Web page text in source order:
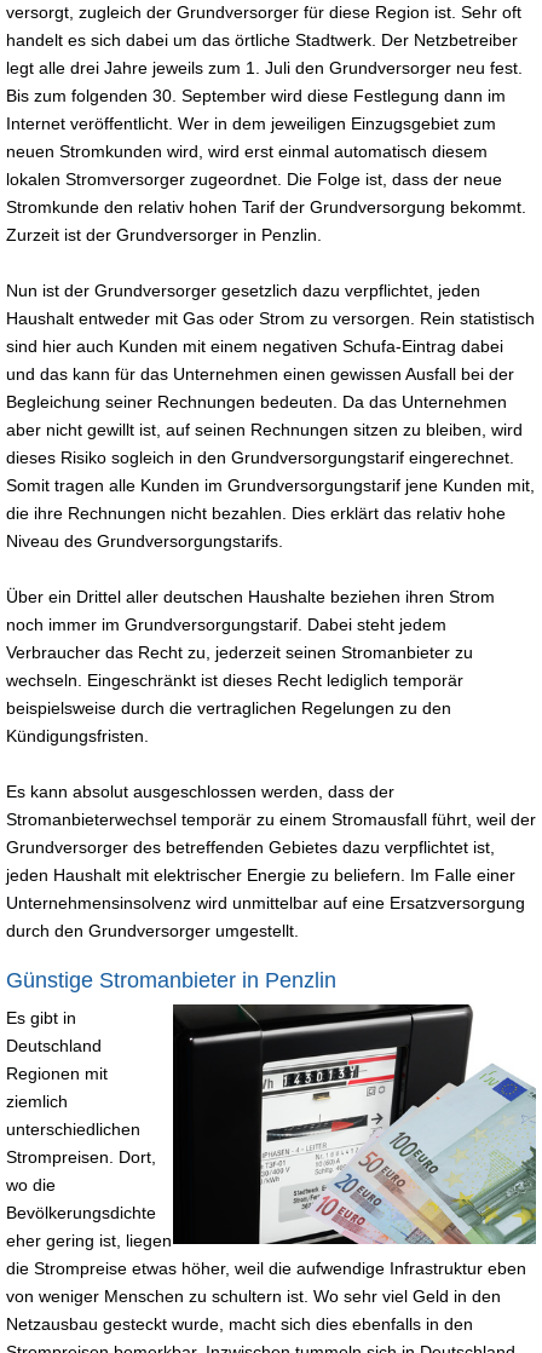
versorgt, zugleich der Grundversorger für diese Region ist. Sehr oft
handelt es sich dabei um das örtliche Stadtwerk. Der Netzbetreiber
legt alle drei Jahre jeweils zum 1. Juli den Grundversorger neu fest.
Bis zum folgenden 30. September wird diese Festlegung dann im
Internet veröffentlicht. Wer in dem jeweiligen Einzugsgebiet zum
neuen Stromkunden wird, wird erst einmal automatisch diesem
lokalen Stromversorger zugeordnet. Die Folge ist, dass der neue
Stromkunde den relativ hohen Tarif der Grundversorgung bekommt.
Zurzeit ist der Grundversorger in Penzlin.
Nun ist der Grundversorger gesetzlich dazu verpflichtet, jeden
Haushalt entweder mit Gas oder Strom zu versorgen. Rein statistisch
sind hier auch Kunden mit einem negativen Schufa-Eintrag dabei
und das kann für das Unternehmen einen gewissen Ausfall bei der
Begleichung seiner Rechnungen bedeuten. Da das Unternehmen
aber nicht gewillt ist, auf seinen Rechnungen sitzen zu bleiben, wird
dieses Risiko sogleich in den Grundversorgungstarif eingerechnet.
Somit tragen alle Kunden im Grundversorgungstarif jene Kunden mit,
die ihre Rechnungen nicht bezahlen. Dies erklärt das relativ hohe
Niveau des Grundversorgungstarifs.
Über ein Drittel aller deutschen Haushalte beziehen ihren Strom
noch immer im Grundversorgungstarif. Dabei steht jedem
Verbraucher das Recht zu, jederzeit seinen Stromanbieter zu
wechseln. Eingeschränkt ist dieses Recht lediglich temporär
beispielsweise durch die vertraglichen Regelungen zu den
Kündigungsfristen.
Es kann absolut ausgeschlossen werden, dass der
Stromanbieterwechsel temporär zu einem Stromausfall führt, weil der
Grundversorger des betreffenden Gebietes dazu verpflichtet ist,
jeden Haushalt mit elektrischer Energie zu beliefern. Im Falle einer
Unternehmensinsolvenz wird unmittelbar auf eine Ersatzversorgung
durch den Grundversorger umgestellt.
Günstige Stromanbieter in Penzlin
Es gibt in
Deutschland
Regionen mit
ziemlich
unterschiedlichen
Strompreisen. Dort,
wo die
Bevölkerungsdichte
eher gering ist, liegen
die Strompreise etwas höher, weil die aufwendige Infrastruktur eben
von weniger Menschen zu schultern ist. Wo sehr viel Geld in den
Netzausbau gesteckt wurde, macht sich dies ebenfalls in den